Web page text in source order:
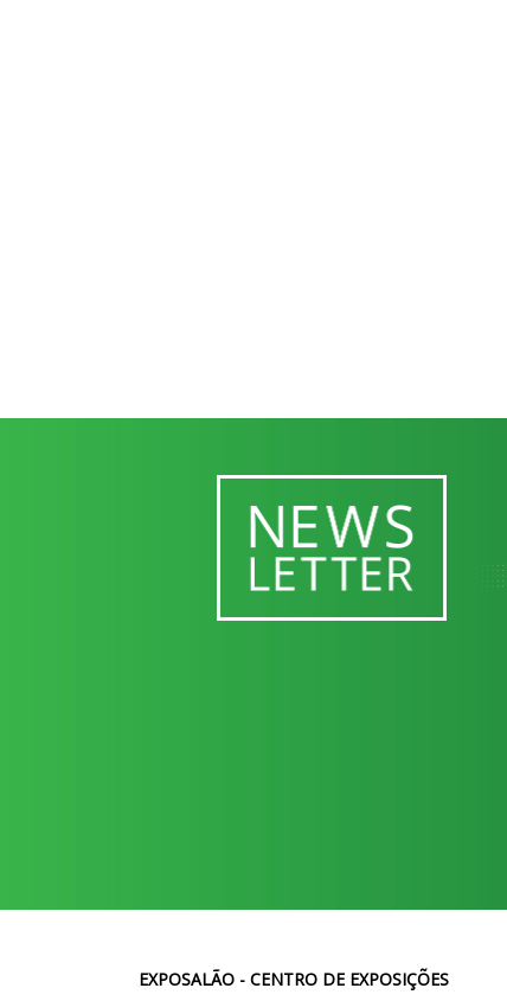
EXPOSALÃO - CENTRO DE EXPOSIÇÕES